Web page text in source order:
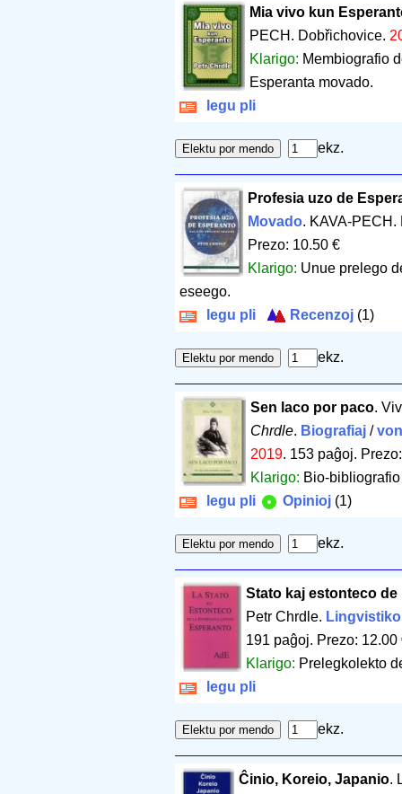
Mia vivo kun
PECH. Dobřichovice.
Klarigo: Membiografio
Esperanta movado.
legu pli
ekz.
Profesia uzo de
Movado. KAVA-
Prezo: 10.50 €
Klarigo: Unue prelego
eseego.
legu pli
Recenzoj (1)
ekz.
Sen laco por paco.
Chrdle. Biografiaj/
2019. 153 paĝoj.
Klarigo: Bio-
legu pli
Opinioj (1)
ekz.
Stato kaj estonteco
Petr Chrdle. Lingvistiko
191 paĝoj. Prezo: 12.00
Klarigo: Prelegkolekto
legu pli
ekz.
Ĉinio, Koreio, Japanio.